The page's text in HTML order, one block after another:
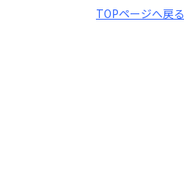
TOPページへ戻る